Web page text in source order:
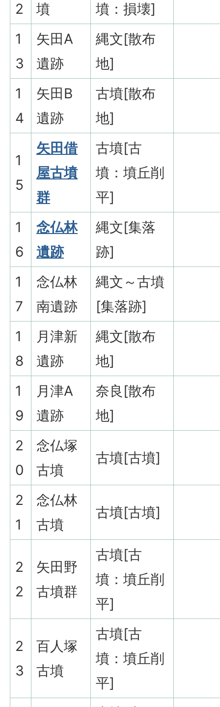
2
墳
墳：損壊]
1
3
矢田A
遺跡
縄文[散布
地]
1
4
矢田B
遺跡
古墳[散布
地]
1
5
矢田借
屋古墳
群
古墳[古
墳：墳丘削
平]
1
6
念仏林
遺跡
縄文[集落
跡]
1
7
念仏林
南遺跡
縄文～古墳
[集落跡]
1
8
月津新
遺跡
縄文[散布
地]
1
9
月津A
遺跡
奈良[散布
地]
2
0
念仏塚
古墳
古墳[古墳]
2
1
念仏林
古墳
古墳[古墳]
2
2
矢田野
古墳群
古墳[古
墳：墳丘削
平]
2
3
百人塚
古墳
古墳[古
墳：墳丘削
平]